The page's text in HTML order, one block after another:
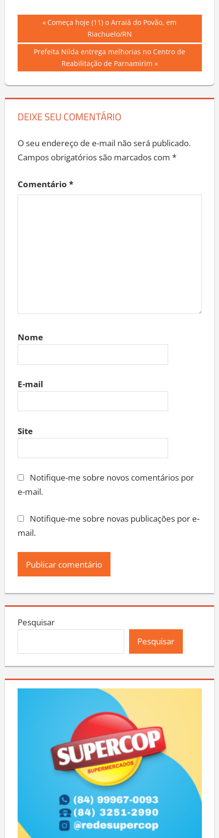
Navegação
de
Previous
Começa hoje (11) o Arraiá do Povão, em
Riachuelo/RN
Next
Prefeita Nilda entrega melhorias no Centro de
Reabilitação de Parnamirim
DEIXE SEU COMENTÁRIO
O seu endereço de e-mail não será publicado.
Campos obrigatórios são marcados com *
Comentário *
Nome
E-mail
Site
Notifique-me sobre novos comentários por
e-mail.
Notifique-me sobre novas publicações por e-
mail.
Pesquisar
Pesquisar